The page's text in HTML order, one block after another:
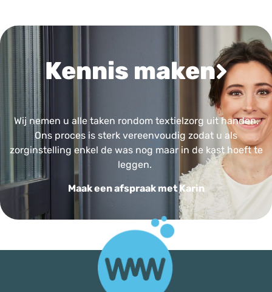
Kennis maken
Wij nemen u alle taken rondom textielzorg uit handen.
Ons proces is sterk vereenvoudig zodat u als
zorginstelling enkel de was nog maar in de kast hoeft te
leggen.
Maak een afspraak met Karin